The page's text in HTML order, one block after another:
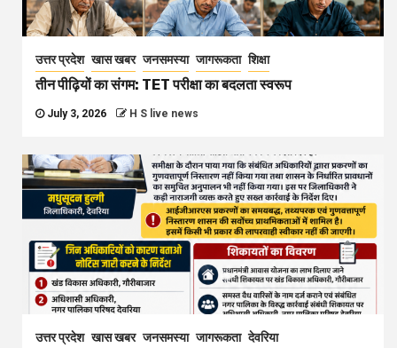
उत्तर प्रदेश खास खबर जनसमस्या जागरूकता शिक्षा
तीन पीढ़ियों का संगम: TET परीक्षा का बदलता स्वरूप
July 3, 2026 H S live news
उत्तर प्रदेश खास खबर जनसमस्या जागरूकता देवरिया